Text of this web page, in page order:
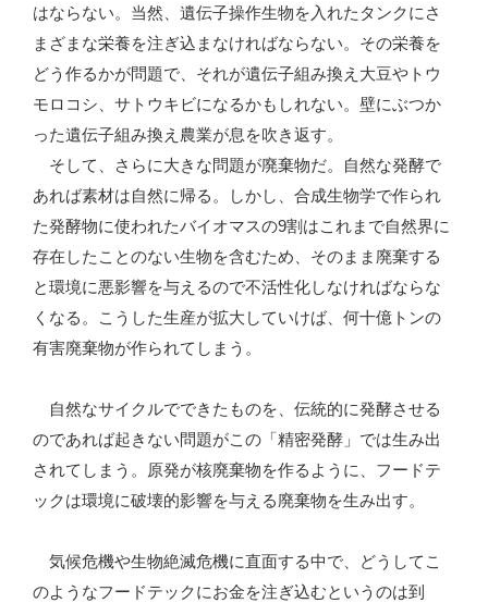
はならない。当然、遺伝子操作生物を入れたタンクにさ
まざまな栄養を注ぎ込まなければならない。その栄養を
どう作るかが問題で、それが遺伝子組み換え大豆やトウ
モロコシ、サトウキビになるかもしれない。壁にぶつか
った遺伝子組み換え農業が息を吹き返す。
そして、さらに大きな問題が廃棄物だ。自然な発酵で
あれば素材は自然に帰る。しかし、合成生物学で作られ
た発酵物に使われたバイオマスの9割はこれまで自然界に
存在したことのない生物を含むため、そのまま廃棄する
と環境に悪影響を与えるので不活性化しなければならな
くなる。こうした生産が拡大していけば、何十億トンの
有害廃棄物が作られてしまう。
自然なサイクルでできたものを、伝統的に発酵させる
のであれば起きない問題がこの「精密発酵」では生み出
されてしまう。原発が核廃棄物を作るように、フードテ
ックは環境に破壊的影響を与える廃棄物を生み出す。
気候危機や生物絶滅危機に直面する中で、どうしてこ
のようなフードテックにお金を注ぎ込むというのは到